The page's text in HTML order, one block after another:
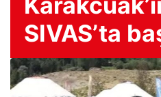
SIVAS’ta